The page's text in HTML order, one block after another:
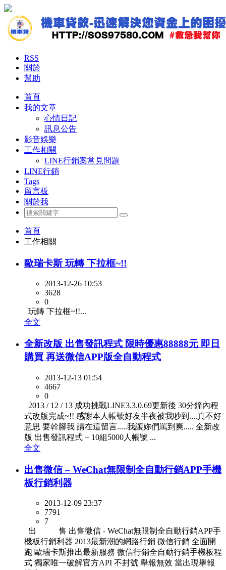
RSS
關於
幫助
首頁
我的文章
心情日記
訊息公告
影音娛樂
工作相關
LINE行銷案常見問題
LINE行銷
Tags
留言板
關於我
首頁
工作相關
歐瑞卡斯 玩轉 下拉框~!!
2013-12-26 10:53
3628
0
玩轉 下拉框~!!...
全文
全新改版 出售發訊程式 限時優惠88888元 即日
購買 再送微信APP版全自動程式
2013-12-13 01:54
4667
0
2013 / 12 / 13 成功挑戰LINE3.3.0.69更新後 30分鐘內程
式改版完成~!! 感謝本人帳號好友半夜被我吵到....真不好
意思 要幹腳我 請在這留言.....我讓妳們罵到爽..... 全新改
版 出售發訊程式 + 10組5000人帳號 ...
全文
出售微信 – WeChat無限制全自動行銷APP手機
板行銷利器
2013-12-09 23:37
7791
7
出 售 出售微信 - WeChat無限制全自動行銷APP手
機板行銷利器 2013最新潮的網路行銷 微信行銷 全面開
跑 歐瑞卡斯推出最新服務 微信行銷全自動行銷手機板程
式 獨家唯一破解官方API 不封號 舉報無效 當出現舉報